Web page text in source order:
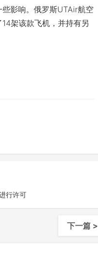
影响。俄罗斯UTAir航空
架该款飞机，并持有另
行许可
下一篇 >